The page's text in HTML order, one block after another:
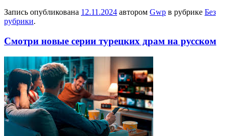
Запись опубликована 12.11.2024 автором Gwp в рубрике Без
рубрики.
Смотри новые серии турецких драм на русском